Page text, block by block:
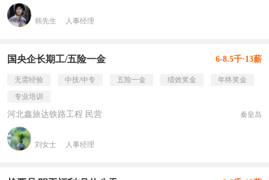
韩先生 人事经理
国央企长期工/五险一金 6-8.5千·13薪
无需经验 中技/中专 五险一金 绩效奖金
年终奖金
专业培训
河北鑫旅达铁路工程 民营 秦皇岛
刘女士 人事经理